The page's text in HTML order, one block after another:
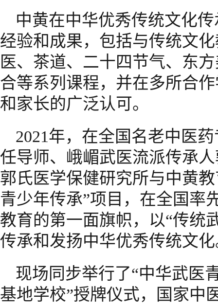
中黄在中华优秀传统文化
经验和成果，包括与传统文
医、茶道、二十四节气、东
合等系列课程，并在多所合
和家长的广泛认可。
2021年，在全国名老中医
任导师、峨嵋武医流派传承
郭氏医学保健研究所与中黄
青少年传承”项目，在全国率
教育的第一面旗帜，以“传统
传承和发扬中华优秀传统文
现场同步举行了“中华武医
基地学校”授牌仪式，国家中